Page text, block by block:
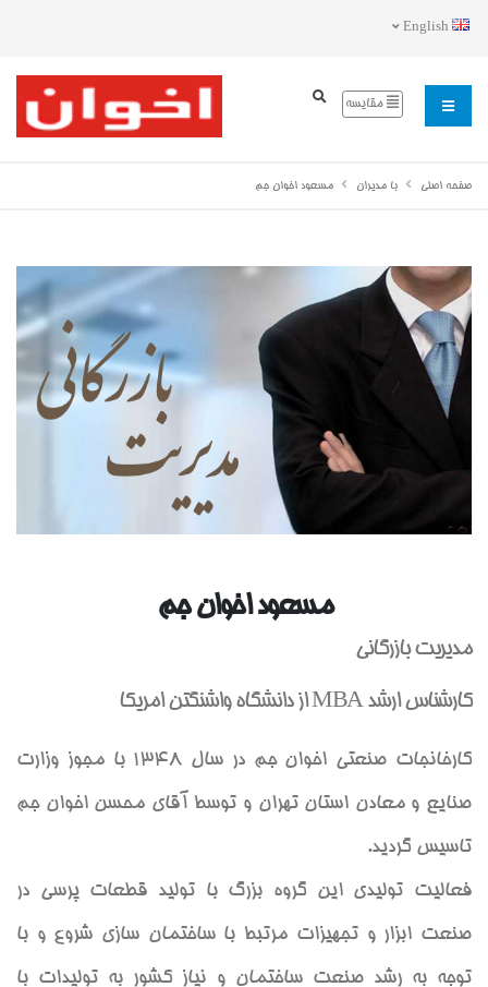
مقایسه
صفحه اصلی با مدیران مسعود اخوان جم
مسعود اخوان جم
مدیریت بازرگانی
کارشناس ارشد MBA از دانشگاه واشنگتن امریکا
كارخانجات صنعتي اخوان جم در سال 1348 با مجوز وزارت
صنايع و معادن استان تهران و توسط آقاي محسن اخوان جم
تاسيس گرديد.
فعاليت توليدي اين گروه بزرگ با توليد قطعات پرسي در
صنعت ابزار و تجهيزات مرتبط با ساختمان سازي شروع و با
توجه به رشد صنعت ساختمان و نياز كشور به توليدات با